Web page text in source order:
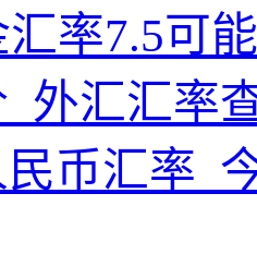
汇率7.5可
外汇汇率
币汇率_